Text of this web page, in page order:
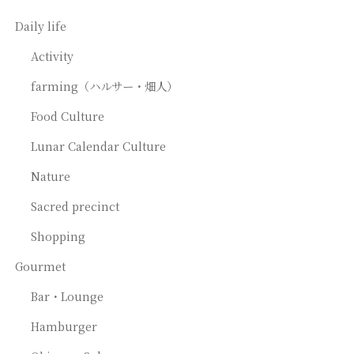
Daily life
Activity
farming（ハルサー・畑人）
Food Culture
Lunar Calendar Culture
Nature
Sacred precinct
Shopping
Gourmet
Bar・Lounge
Hamburger